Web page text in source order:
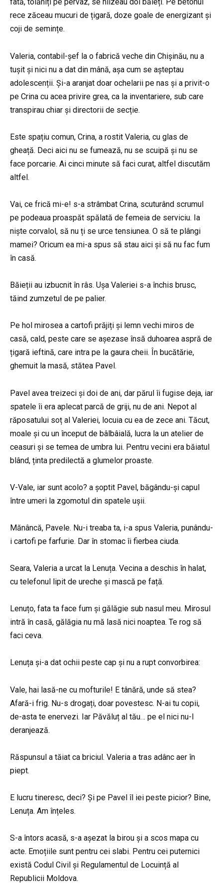
fată, tolăniți pe pervaz, se hlizeau doi băieți. Pe betonul
rece zăceau mucuri de țigară, doze goale de energizant și
coji de semințe.
Valeria, contabil-șef la o fabrică veche din Chișinău, nu a
tușit și nici nu a dat din mână, așa cum se așteptau
adolescenții. Și-a aranjat doar ochelarii pe nas și a privit-o
pe Crina cu acea privire grea, ca la inventariere, sub care
transpirau chiar și directorii de secție.
Este spațiu comun, Crina, a rostit Valeria, cu glas de
gheață. Deci aici nu se fumează, nu se scuipă și nu se
face porcarie. Ai cinci minute să faci curat, altfel discutăm
altfel.
Vai, ce frică mi-e! s-a strâmbat Crina, scuturând scrumul
pe podeaua proaspăt spălată de femeia de serviciu. Ia
niște corvalol, să nu ți se urce tensiunea. O să te plângi
mamei? Oricum ea mi-a spus să stau aici și să nu fac fum
în casă.
Băieții au izbucnit în râs. Ușa Valeriei s-a închis brusc,
tăind zumzetul de pe palier.
Pe hol mirosea a cartofi prăjiți și lemn vechi miros de
casă, cald, peste care se așezase însă duhoarea aspră de
țigară ieftină, care intra pe la gaura cheii. În bucătărie,
ghemuit la masă, stătea Pavel.
Pavel avea treizeci și doi de ani, dar părul îi fugise deja, iar
spatele îi era aplecat parcă de griji, nu de ani. Nepot al
răposatului soț al Valeriei, locuia cu ea de zece ani. Tăcut,
moale și cu un început de bâlbâială, lucra la un atelier de
ceasuri și se temea de umbra lui. Pentru vecini era băiatul
blând, ținta predilectă a glumelor proaste.
V-Vale, iar sunt acolo? a șoptit Pavel, băgându-și capul
între umeri la zgomotul din spatele ușii.
Mănâncă, Pavele. Nu-i treaba ta, i-a spus Valeria, punându-
i cartofi pe farfurie. Dar în stomac îi fierbea ciuda.
Seara, Valeria a urcat la Lenuța. Vecina a deschis în halat,
cu telefonul lipit de ureche și mască pe față.
Lenuțo, fata ta face fum și gălăgie sub nasul meu. Mirosul
intră în casă, gălăgia nu mă lasă nici noaptea. Te rog să
faci ceva.
Lenuța și-a dat ochii peste cap și nu a rupt convorbirea:
Vale, hai lasă-ne cu mofturile! E tânără, unde să stea?
Afară-i frig. Nu-s drogați, doar povestesc. N-ai tu copii,
de-asta te enervezi. Iar Păvăluț al tău… pe el nici nu-l
deranjează.
Răspunsul a tăiat ca briciul. Valeria a tras adânc aer în
piept.
E lucru tineresc, deci? Și pe Pavel îl iei peste picior? Bine,
Lenuța. Am înțeles.
S-a întors acasă, s-a așezat la birou și a scos mapa cu
acte. Emoțiile sunt pentru cei slabi. Pentru cei puternici
există Codul Civil și Regulamentul de Locuință al
Republicii Moldova.